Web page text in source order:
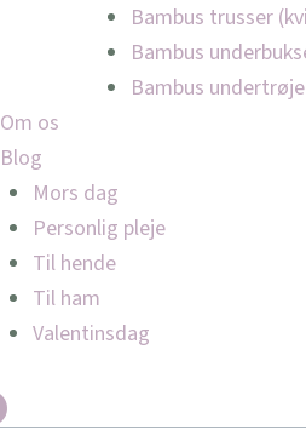
Bambus trusser
Bambus
Bambus
Om os
Blog
Mors dag
Personlig pleje
Til hende
Til ham
Valentinsdag